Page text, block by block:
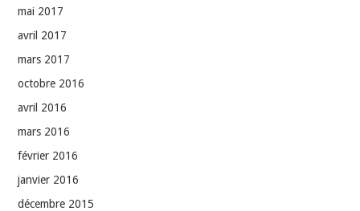
mai 2017
avril 2017
mars 2017
octobre 2016
avril 2016
mars 2016
février 2016
janvier 2016
décembre 2015